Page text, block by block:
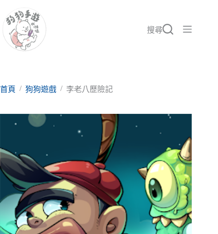
至
要
搜尋
首頁 / 狗狗遊戲 / 李老八歷險記